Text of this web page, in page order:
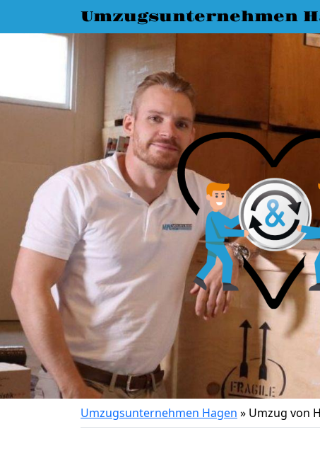
Umzugsunternehmen
Umzugsunternehmen Hagen » Umzug von